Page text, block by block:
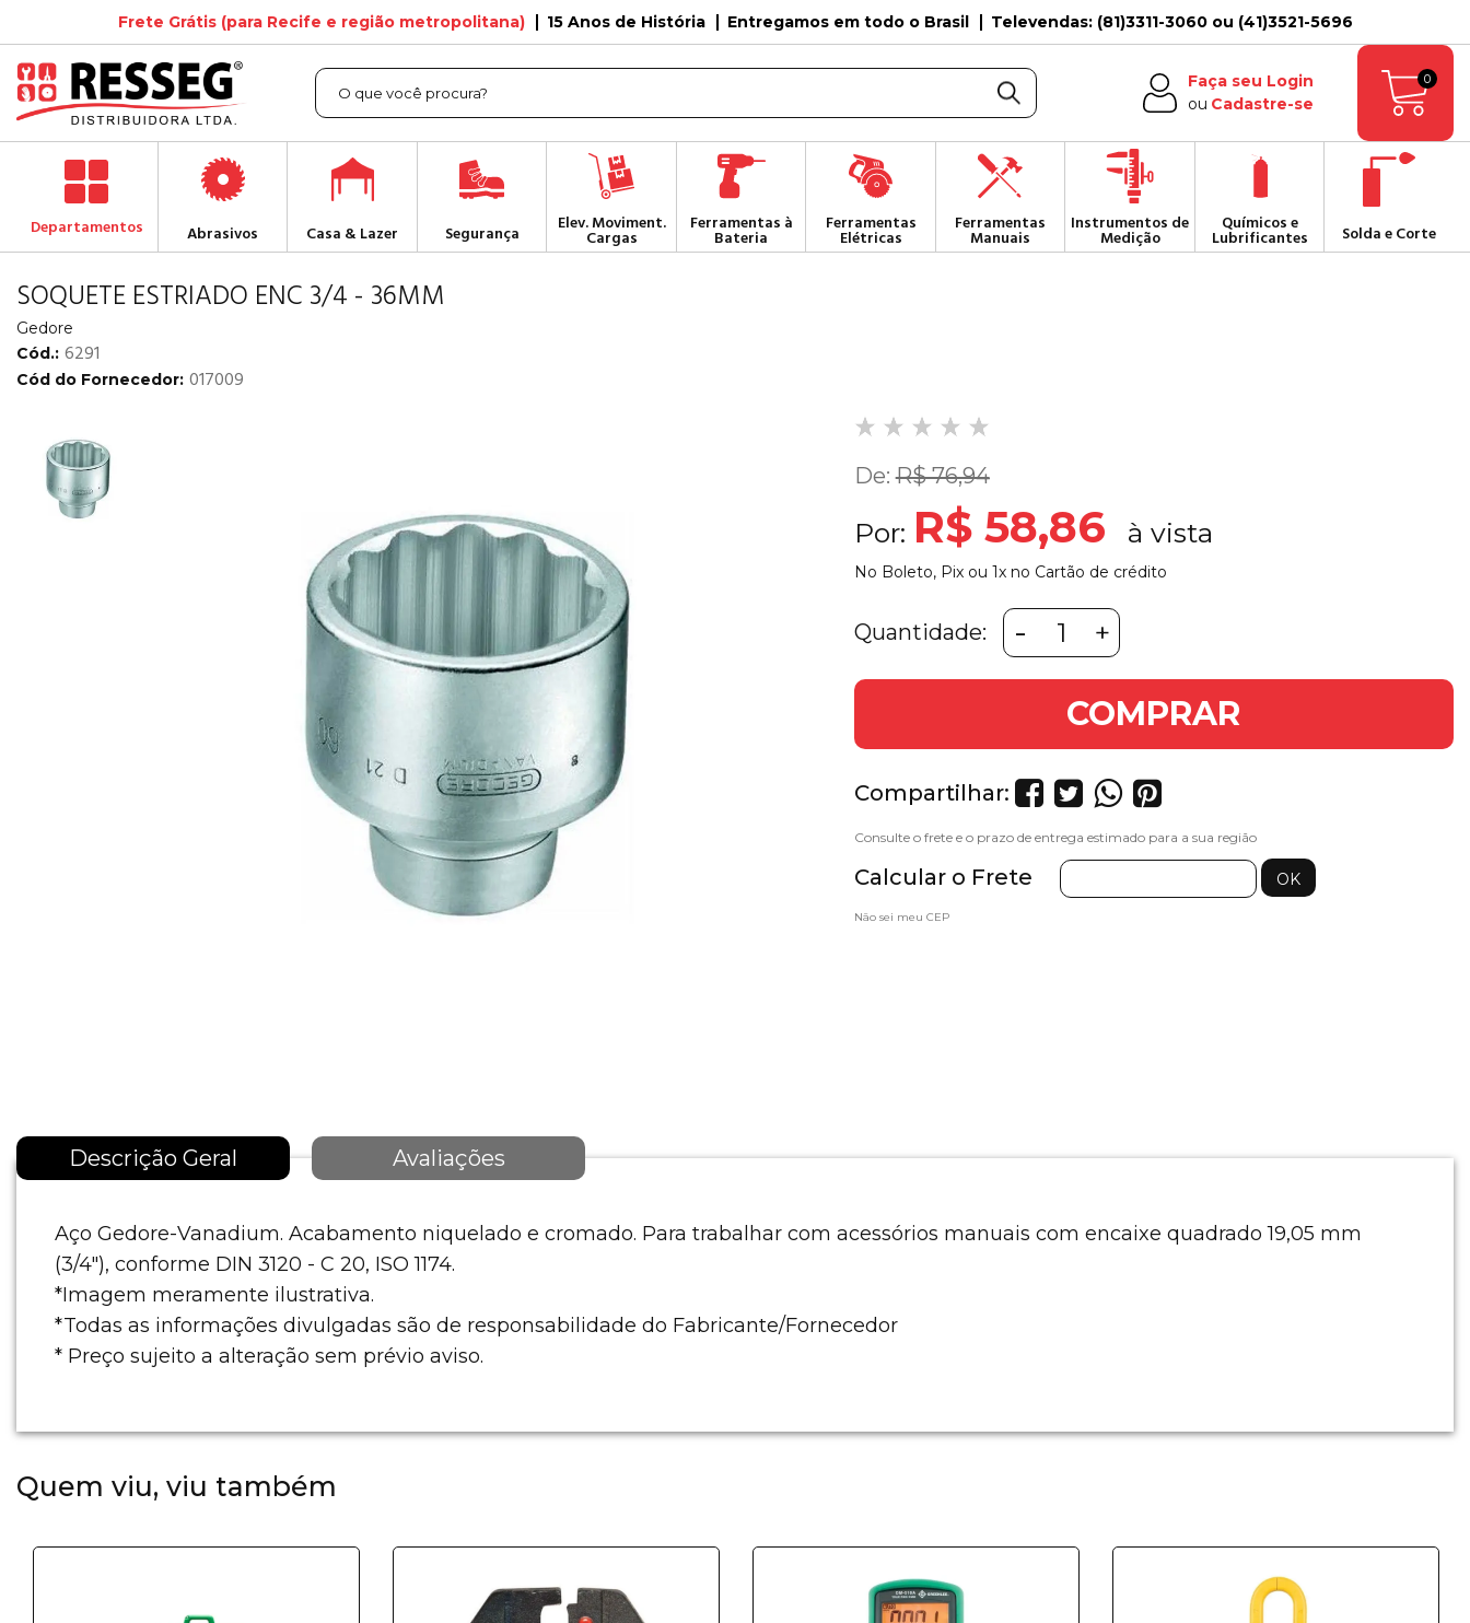
Frete Grátis (para Recife e região metropolitana) 15 Anos de História Entregamos em todo o Brasil Televendas: (81)3311-3060 ou (41)3521-5696
Faça seu Login
ou Cadastre-se
0
Departamentos Abrasivos Casa & Lazer Segurança
Elev. Moviment.
Cargas
Ferramentas à
Bateria
Ferramentas
Elétricas
Ferramentas
Manuais
Instrumentos de
Medição
Químicos e
Lubrificantes Solda e Corte
SOQUETE ESTRIADO ENC 3/4 - 36MM
Gedore
Cód.: 6291
Cód do Fornecedor: 017009
De:R$ 76,94
Por: R$ 58,86
No Boleto, Pix ou 1x no Cartão de crédito
Quantidade: - +
COMPRAR
Compartilhar:
Calcular o Frete
Não sei meu CEP
Descrição Geral Avaliações
Aço Gedore-Vanadium. Acabamento niquelado e cromado. Para trabalhar com acessórios manuais com encaixe quadrado 19,05 mm
(3/4"), conforme DIN 3120 - C 20, ISO 1174.
*Imagem meramente ilustrativa.
*Todas as informações divulgadas são de responsabilidade do Fabricante/Fornecedor
* Preço sujeito a alteração sem prévio aviso.
Quem viu, viu também